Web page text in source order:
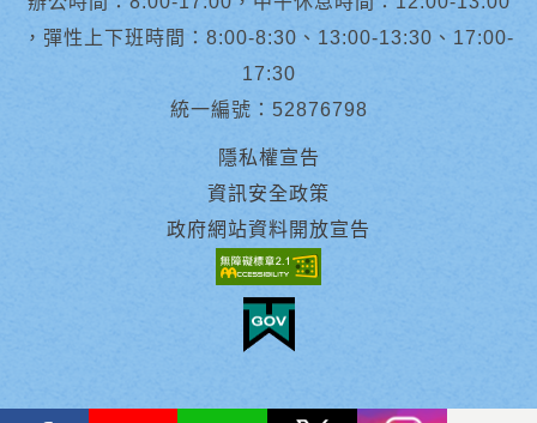
，彈性上下班時間：8:00-8:30、13:00-13:30、17:00-
17:30
統一編號：52876798
隱私權宣告
資訊安全政策
政府網站資料開放宣告